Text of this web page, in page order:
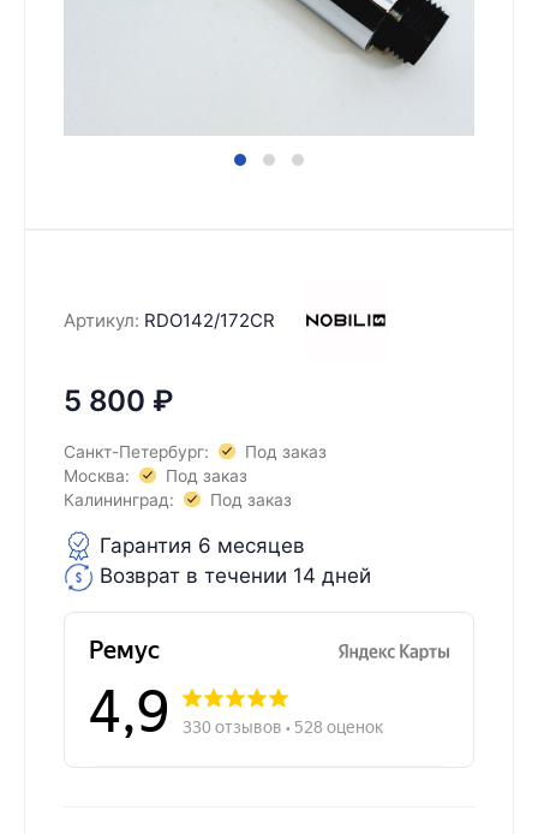
Артикул: RDO142/172CR
5 800 ₽
Санкт-Петербург:
Под заказ
Москва:
Под заказ
Калининград:
Под заказ
Гарантия 6 месяцев
Возврат в течении 14 дней